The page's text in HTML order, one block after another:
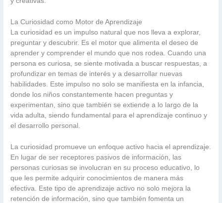
La Curiosidad como Motor de Aprendizaje
La curiosidad es un impulso natural que nos lleva a explorar,
preguntar y descubrir. Es el motor que alimenta el deseo de
aprender y comprender el mundo que nos rodea. Cuando una
persona es curiosa, se siente motivada a buscar respuestas, a
profundizar en temas de interés y a desarrollar nuevas
habilidades. Este impulso no solo se manifiesta en la infancia,
donde los niños constantemente hacen preguntas y
experimentan, sino que también se extiende a lo largo de la
vida adulta, siendo fundamental para el aprendizaje continuo y
el desarrollo personal.
La curiosidad promueve un enfoque activo hacia el aprendizaje.
En lugar de ser receptores pasivos de información, las
personas curiosas se involucran en su proceso educativo, lo
que les permite adquirir conocimientos de manera más
efectiva. Este tipo de aprendizaje activo no solo mejora la
retención de información, sino que también fomenta un